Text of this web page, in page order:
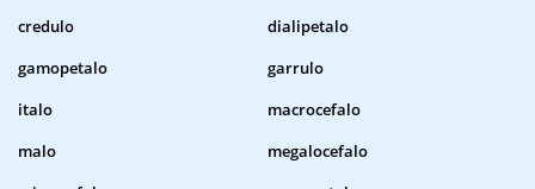
credulo
dialipetalo
gamopetalo
garrulo
italo
macrocefalo
malo
megalocefalo